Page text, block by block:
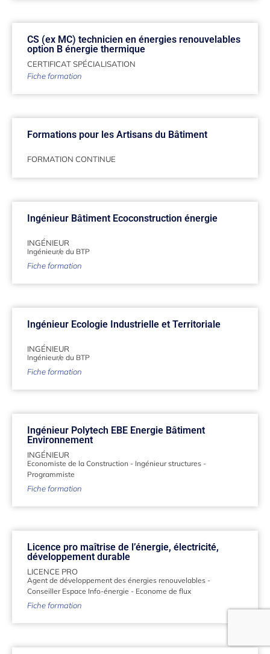
CS (ex MC) technicien en énergies renouvelables
option B énergie thermique
CERTIFICAT SPÉCIALISATION
Fiche formation
Formations pour les Artisans du Bâtiment
FORMATION CONTINUE
Ingénieur Bâtiment Ecoconstruction énergie
INGÉNIEUR
Ingénieur/e du BTP
Fiche formation
Ingénieur Ecologie Industrielle et Territoriale
INGÉNIEUR
Ingénieur/e du BTP
Fiche formation
Ingénieur Polytech EBE Energie Bâtiment
Environnement
INGÉNIEUR
Economiste de la Construction - Ingénieur structures -
Programmiste
Fiche formation
Licence pro maîtrise de l’énergie, électricité,
développement durable
LICENCE PRO
Agent de développement des énergies renouvelables -
Conseiller Espace Info-énergie - Econome de flux
Fiche formation